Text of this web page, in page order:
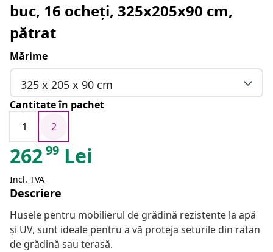
buc, 16 ocheți, 325x205x90 cm,
pătrat
Mărime
325 x 205 x 90 cm
Cantitate în pachet
1
2
26299 Lei
Incl. TVA
Descriere
Husele pentru mobilierul de grădină rezistente la apă
și UV, sunt ideale pentru a vă proteja seturile din ratan
de grădină sau terasă.